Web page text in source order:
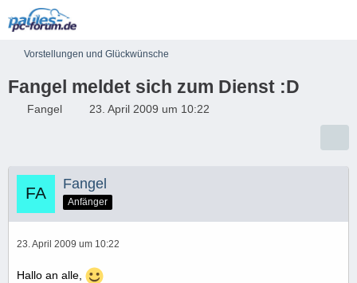
Vorstellungen und Glückwünsche
Fangel meldet sich zum Dienst :D
Fangel 23. April 2009 um 10:22
Fangel
Anfänger
23. April 2009 um 10:22
Hallo an alle,